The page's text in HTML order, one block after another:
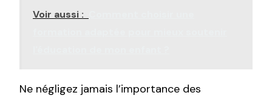
Voir aussi :
Ne négligez jamais l’importance des